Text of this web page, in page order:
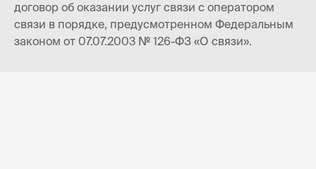
договор об оказании услуг связи с оператором
связи в порядке, предусмотренном Федеральным
законом от 07.07.2003 № 126-ФЗ «О связи».